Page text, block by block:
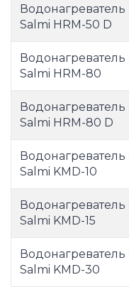
Salmi HRM-50 D
Salmi HRM-80
Salmi HRM-80 D
Salmi KMD-10
Salmi KMD-15
Salmi KMD-30